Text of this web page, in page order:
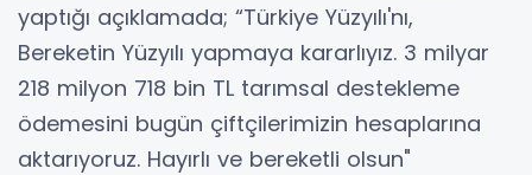
yaptığı açıklamada; “Türkiye Yüzyılı'nı,
Bereketin Yüzyılı yapmaya kararlıyız. 3 milyar
218 milyon 718 bin TL tarımsal destekleme
ödemesini bugün çiftçilerimizin hesaplarına
aktarıyoruz. Hayırlı ve bereketli olsun"